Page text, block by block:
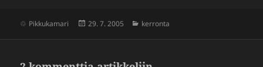
Pikkukamari Julkaistu
29. 7. 2005 Kategoriat
kerronta